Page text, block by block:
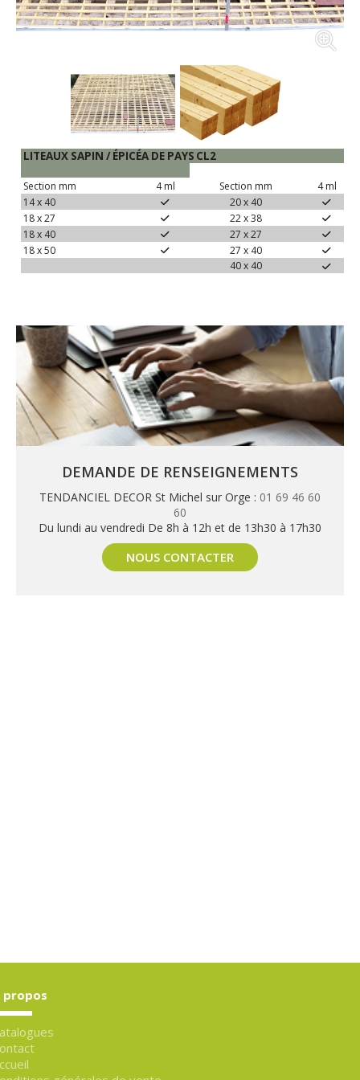
LITEAUX SAPIN /ÉPICÉA DE PAYS CL2
Section mm 4ml Section mm 4ml
14x 40 20x 40
18x27 22x38
18x 40 27 x27
18x50 27 x 40
40x 40
DEMANDE DE RENSEIGNEMENTS
TENDANCIEL DECOR St Michel sur Orge : 01 69 46 60
60
Du lundi au vendredi De 8h à 12h et de 13h30 à 17h30
NOUS CONTACTER
propos